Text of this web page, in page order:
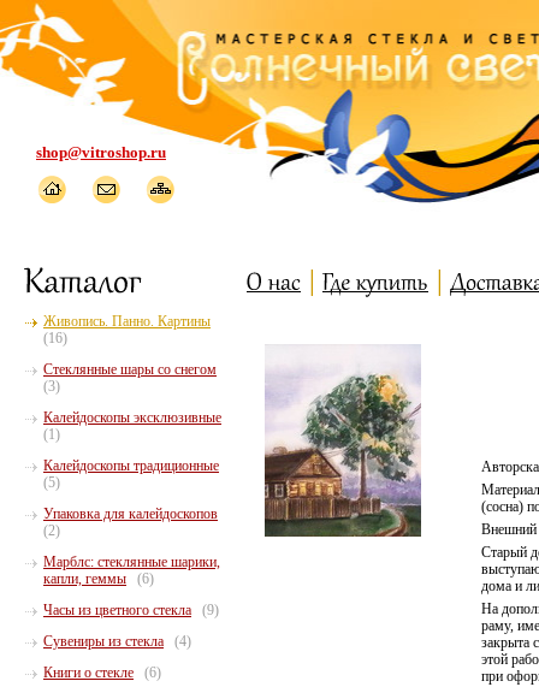
shop@vitroshop.ru
(сосна)
Внешний
Старый
дома и
На
раму,
закрыта
этой
при
Живопись. Панно. Картины
(16)
Стеклянные шары со снегом
(3)
Калейдоскопы эксклюзивные
(1)
Калейдоскопы традиционные
(5)
Упаковка для калейдоскопов
(2)
Марблс: стеклянные шарики,
капли, геммы
(6)
Часы из цветного стекла
(9)
Сувениры из стекла
(4)
Книги о стекле
(6)